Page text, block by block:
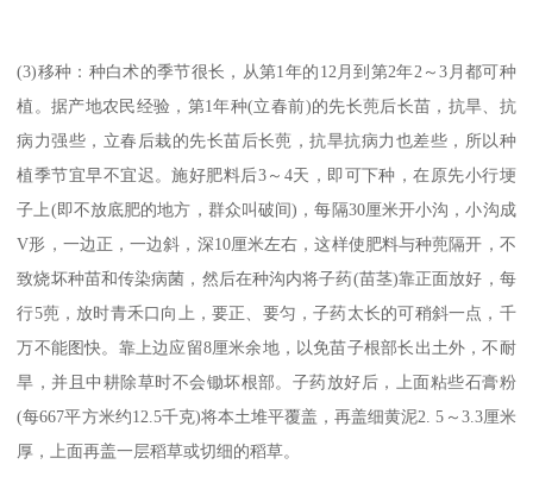
(3)移种：种白术的季节很长，从第1年的12月到第2年2～3月都可种
植。据产地农民经验，第1年种(立春前)的先长蔸后长苗，抗旱、抗
病力强些，立春后栽的先长苗后长蔸，抗旱抗病力也差些，所以种
植季节宜早不宜迟。施好肥料后3～4天，即可下种，在原先小行埂
子上(即不放底肥的地方，群众叫破间)，每隔30厘米开小沟，小沟成
V形，一边正，一边斜，深10厘米左右，这样使肥料与种蔸隔开，不
致烧坏种苗和传染病菌，然后在种沟内将子药(苗茎)靠正面放好，每
行5蔸，放时青禾口向上，要正、要匀，子药太长的可稍斜一点，千
万不能图快。靠上边应留8厘米余地，以免苗子根部长出土外，不耐
旱，并且中耕除草时不会锄坏根部。子药放好后，上面粘些石膏粉
(每667平方米约12.5千克)将本土堆平覆盖，再盖细黄泥2. 5～3.3厘米
厚，上面再盖一层稻草或切细的稻草。